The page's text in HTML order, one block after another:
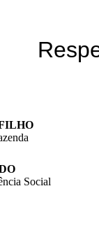
Social